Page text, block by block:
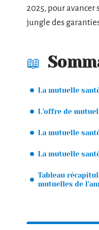
2025, pour avancer
jungle des
La mutuelle
L’offre de
La mutuelle
La mutuelle
Tableau
mutuelles de